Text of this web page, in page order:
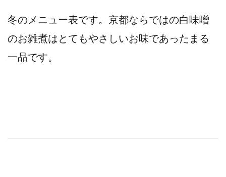
冬のメニュー表です。京都ならではの白味噌
のお雑煮はとてもやさしいお味であったまる
一品です。